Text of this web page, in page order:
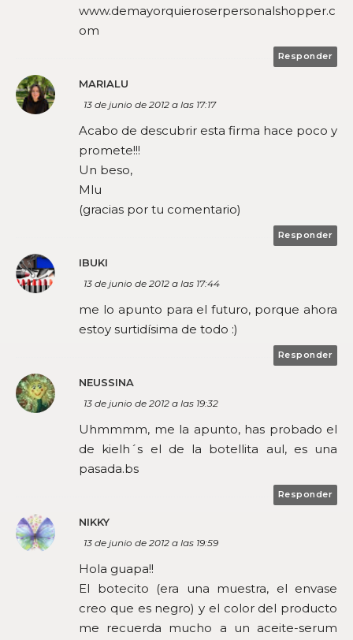
www.demayorquieroserpersonalshopper.c
om
Responder
MARIALU
13 de junio de 2012 a las 17:17
Acabo de descubrir esta firma hace poco y
promete!!!
Un beso,
Mlu
(gracias por tu comentario)
Responder
IBUKI
13 de junio de 2012 a las 17:44
me lo apunto para el futuro, porque ahora
estoy surtidísima de todo :)
Responder
NEUSSINA
13 de junio de 2012 a las 19:32
Uhmmmm, me la apunto, has probado el
de kielh´s el de la botellita aul, es una
pasada.bs
Responder
NIKKY
13 de junio de 2012 a las 19:59
Hola guapa!!
El botecito (era una muestra, el envase
creo que es negro) y el color del producto
me recuerda mucho a un aceite-serum